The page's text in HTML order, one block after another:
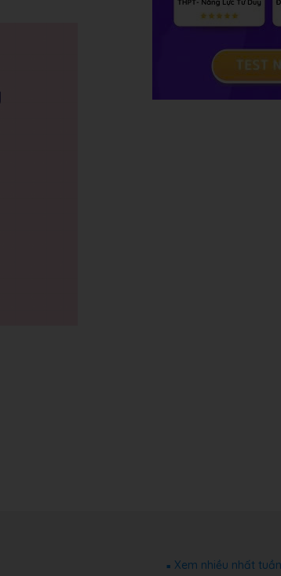
Xem nhiều nhất tuần